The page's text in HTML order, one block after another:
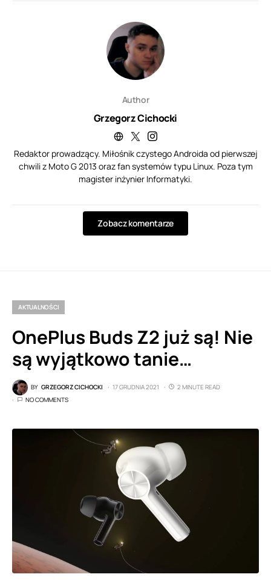
Author
Grzegorz Cichocki
Redaktor prowadzący. Miłośnik czystego Androida od pierwszej
chwili z Moto G 2013 oraz fan systemów typu Linux. Poza tym
magister inżynier Informatyki.
Zobacz komentarze
AKTUALNOŚCI
OnePlus Buds Z2 już są! Nie
są wyjątkowo tanie…
BY GRZEGORZ CICHOCKI 17 GRUDNIA 2021
2 MINUTE READ
NO COMMENTS